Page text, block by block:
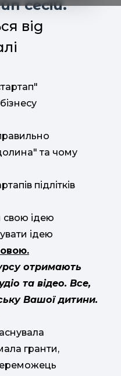
сесій.
від
та чому
підлітків
свою ідею
ідею
отримають
та відео. Все,
Вашої дитини.
гранти,